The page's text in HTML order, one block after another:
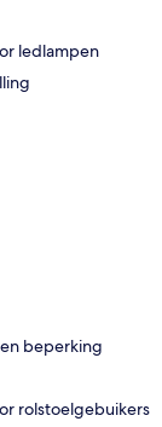
ledlampen
beperking
rolstoelgebuikers